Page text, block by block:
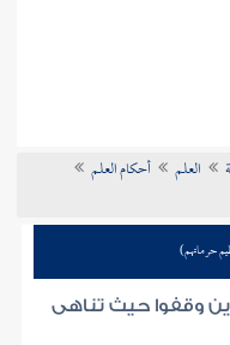
العلم
أحكام العلم
حرماتهم)
وقفوا حيث تناهى